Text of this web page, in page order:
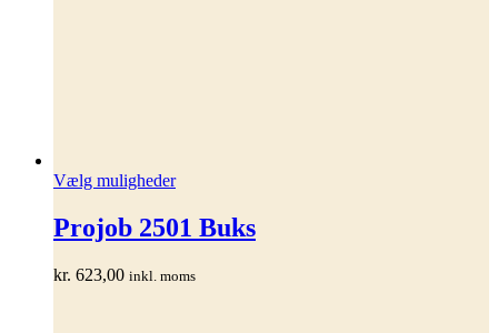
Vælg mulighederDette
har
flere
Mulighederne
Projob 2501 Buks
kr. 623,00 inkl. moms